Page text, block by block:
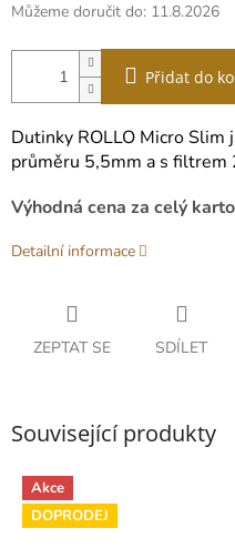
Můžeme doručit do: 11.8.2026
Přidat do
Dutinky ROLLO Micro
průměru 5,5mm a s filtrem
Výhodná cena za celý
Detailní informace
ZEPTAT SE SDÍLET
Související produkty
Akce
DOPRODEJ